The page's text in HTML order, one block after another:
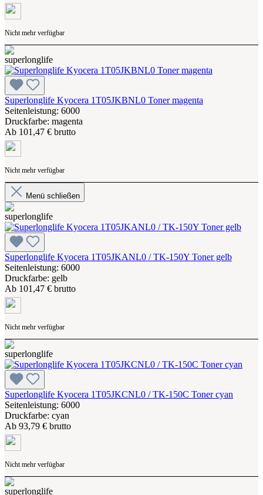
Nicht mehr verfügbar
Superlonglife Kyocera 1T05JKBNL0 Toner magenta
Seitenleistung: 6000
Druckfarbe: magenta
Ab 101,47 € brutto
Nicht mehr verfügbar
Menü schließen
Superlonglife Kyocera 1T05JKANL0 / TK-150Y Toner gelb
Seitenleistung: 6000
Druckfarbe: gelb
Ab 101,47 € brutto
Nicht mehr verfügbar
Superlonglife Kyocera 1T05JKCNL0 / TK-150C Toner cyan
Seitenleistung: 6000
Druckfarbe: cyan
Ab 93,79 € brutto
Nicht mehr verfügbar